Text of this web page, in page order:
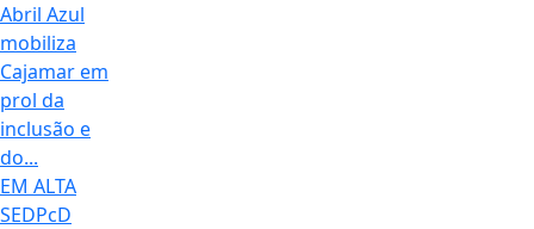
Abril Azul
mobiliza
Cajamar em
prol da
inclusão e
do...
EM ALTA
SEDPcD